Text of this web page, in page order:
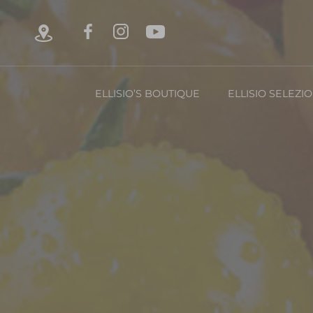
ELLISIO’S BOUTIQUE
FRUTTA
ELLISIO